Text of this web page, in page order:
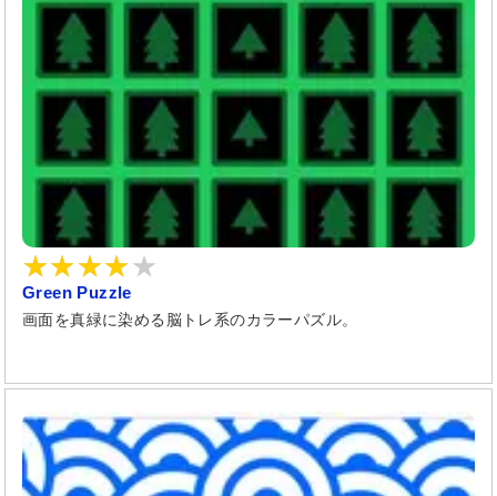
Green Puzzle
画面を真緑に染める脳トレ系のカラーパズル。